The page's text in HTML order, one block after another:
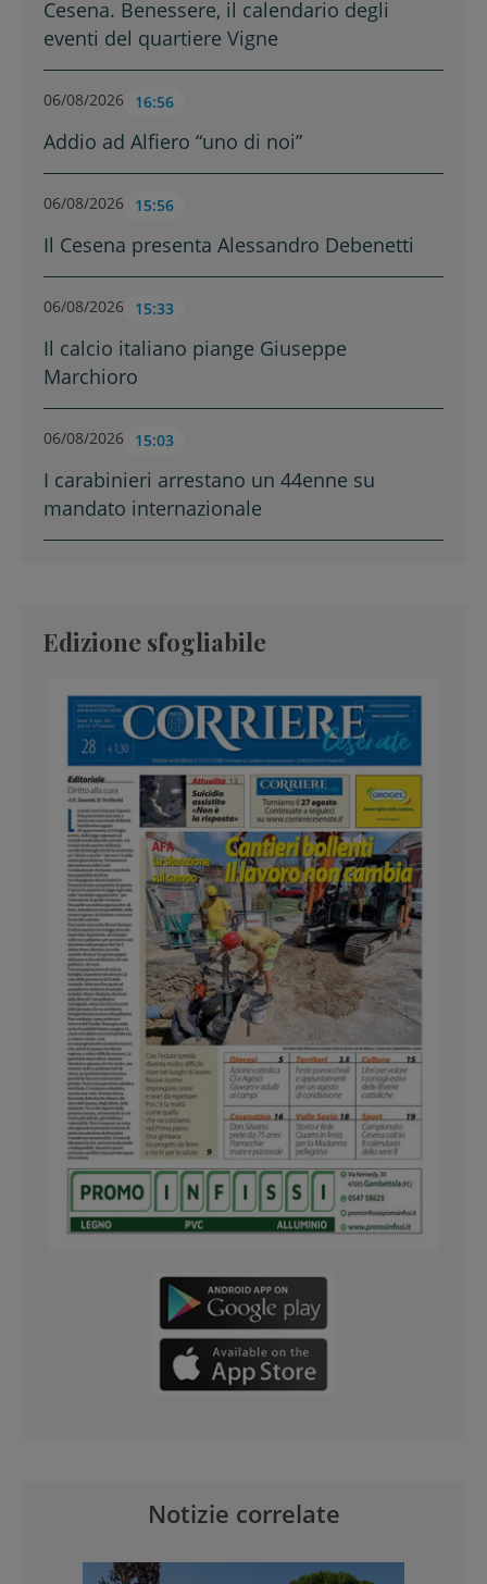
Cesena. Benessere, il calendario degli
eventi del quartiere Vigne
06/08/2026 16:56
Addio ad Alfiero “uno di noi”
06/08/2026 15:56
Il Cesena presenta Alessandro Debenetti
06/08/2026 15:33
Il calcio italiano piange Giuseppe
Marchioro
06/08/2026 15:03
I carabinieri arrestano un 44enne su
mandato internazionale
Edizione sfogliabile
Notizie correlate